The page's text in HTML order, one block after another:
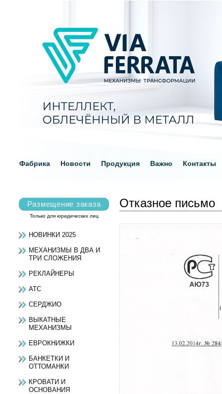
Фабрика Новости Продукция Важно Контакты
Размещение заказа
Только для юридических лиц
НОВИНКИ 2025
МЕХАНИЗМЫ В ДВА И
ТРИ СЛОЖЕНИЯ
РЕКЛАЙНЕРЫ
АТС
СЕРДЖИО
ВЫКАТНЫЕ
МЕХАНИЗМЫ
ЕВРОКНИЖКИ
БАНКЕТКИ И
ОТТОМАНКИ
КРОВАТИ И
ОСНОВАНИЯ
Отказное письмо